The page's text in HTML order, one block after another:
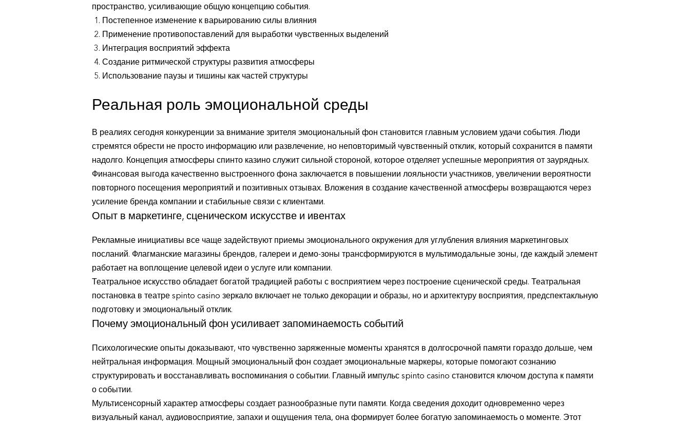
пространство, усиливающие общую концепцию события.
Постепенное изменение к варьированию силы влияния
Применение противопоставлений для выработки чувственных выделений
Интеграция восприятий эффекта
Создание ритмической структуры развития атмосферы
Использование паузы и тишины как частей структуры
Реальная роль эмоциональной среды
В реалиях сегодня конкуренции за внимание зрителя эмоциональный фон становится главным условием удачи события. Люди
стремятся обрести не просто информацию или развлечение, но неповторимый чувственный отклик, который сохранится в памяти
надолго. Концепция атмосферы спинто казино служит сильной стороной, которое отделяет успешные мероприятия от заурядных.
Финансовая выгода качественно выстроенного фона заключается в повышении лояльности участников, увеличении вероятности
повторного посещения мероприятий и позитивных отзывах. Вложения в создание качественной атмосферы возвращаются через
усиление бренда компании и стабильные связи с клиентами.
Опыт в маркетинге, сценическом искусстве и ивентах
Рекламные инициативы все чаще задействуют приемы эмоционального окружения для углубления влияния маркетинговых
посланий. Флагманские магазины брендов, галереи и демо-зоны трансформируются в мультимодальные зоны, где каждый элемент
работает на воплощение целевой идеи о услуге или компании.
Театральное искусство обладает богатой традицией работы с восприятием через построение сценической среды. Театральная
постановка в театре spinto casino зеркало включает не только декорации и образы, но и архитектуру восприятия, предспектакльную
подготовку и эмоциональный отклик.
Почему эмоциональный фон усиливает запоминаемость событий
Психологические опыты доказывают, что чувственно заряженные моменты хранятся в долгосрочной памяти гораздо дольше, чем
нейтральная информация. Мощный эмоциональный фон создает эмоциональные маркеры, которые помогают сознанию
структурировать и восстанавливать воспоминания о событии. Главный импульс spinto casino становится ключом доступа к памяти
о событии.
Мультисенсорный характер атмосферы создает разнообразные пути памяти. Когда сведения доходит одновременно через
визуальный канал, аудиовосприятие, запахи и ощущения тела, она формирует более богатую запоминаемость о моменте. Этот